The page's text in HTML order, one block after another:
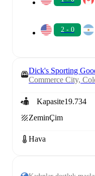
2 - 0
Dick's Sporting
Commerce City,
Kapasite19.734
ZeminÇim
Hava